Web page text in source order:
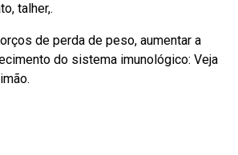
talher,.
de perda de peso, aumentar a
do sistema imunológico: Veja